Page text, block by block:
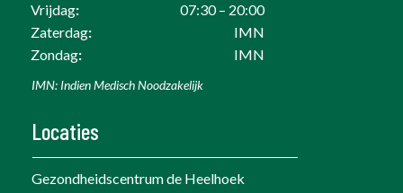
Vrijdag:
07:30 – 20:00
Zaterdag:
IMN
Zondag: IMN
IMN: Indien Medisch Noodzakelijk
Locaties
Gezondheidscentrum de Heelhoek